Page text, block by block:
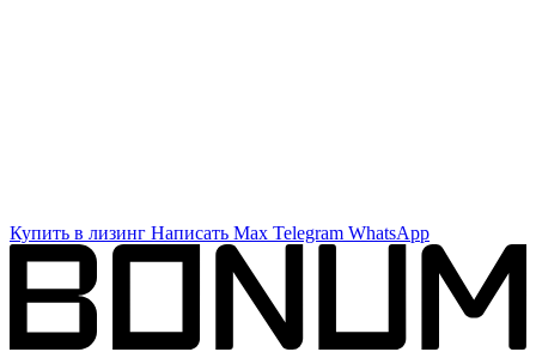
Купить в лизинг Написать Max Telegram WhatsApp